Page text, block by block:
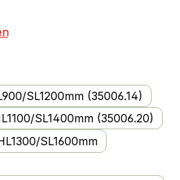
SL1200mm (35006.14)
SL1400mm (35006.20)
SL1600mm